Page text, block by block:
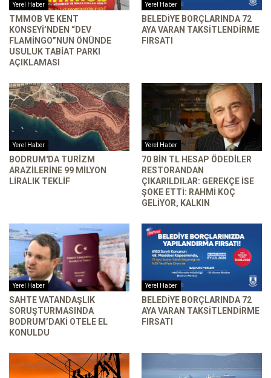
Yerel Haber
TMMOB VE KENT
KONSEYI’NDEN “DEV
FLAMINGO”NUN ÖNÜNDE
USULUK TABIAT PARKI
AÇIKLAMASI
Yerel Haber
BELEDIYE BORÇLARINDA 72
AYA VARAN TAKSITLENDIRME
FIRSATI
Yerel Haber
BODRUM'DA TURIZM
ARAZILERINE 99 MILYON
LIRALIK TEKLIF
Yerel Haber
70 BIN TL HESAP ÖDEDILER
RESTORANDAN
ÇIKARILDILAR: GEREKÇE ISE
ŞOKE ETTI: RAHMI KOÇ
GELIYOR, KALKIN
Yerel Haber
SAHTE VATANDAŞLIK
SORUŞTURMASINDA
BODRUM’DAKI OTELE EL
KONULDU
Yerel Haber
BELEDIYE BORÇLARINDA 72
AYA VARAN TAKSITLENDIRME
FIRSATI